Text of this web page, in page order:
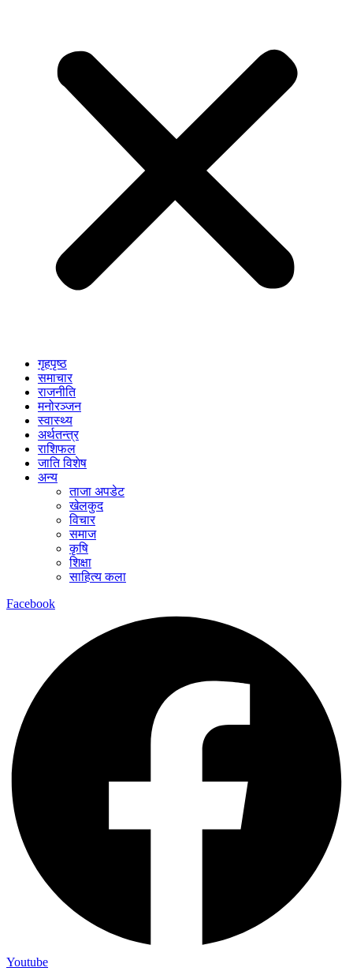
गृहपृष्ठ
समाचार
राजनीति
मनोरञ्जन
स्वास्थ्य
अर्थतन्त्र
राशिफल
जाति विशेष
अन्य
ताजा अपडेट
खेलकुद
विचार
समाज
कृषि
शिक्षा
साहित्य कला
Facebook
Youtube